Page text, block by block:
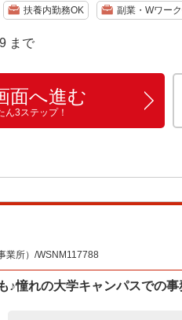
扶養内勤務OK 副業・Wワー
まで
面へ進む
ん3ステップ！
業所）/WSNM117788
憧れの大学キャンパスでの事